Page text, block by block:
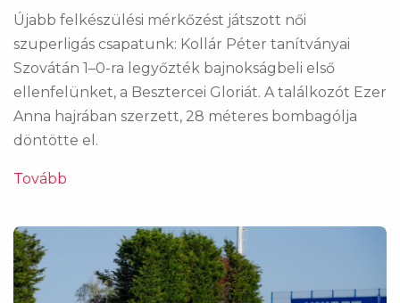
Újabb felkészülési mérkőzést játszott női
szuperligás csapatunk: Kollár Péter tanítványai
Szovátán 1–0-ra legyőzték bajnokságbeli első
ellenfelünket, a Besztercei Gloriát. A találkozót Ezer
Anna hajrában szerzett, 28 méteres bombagólja
döntötte el.
Tovább